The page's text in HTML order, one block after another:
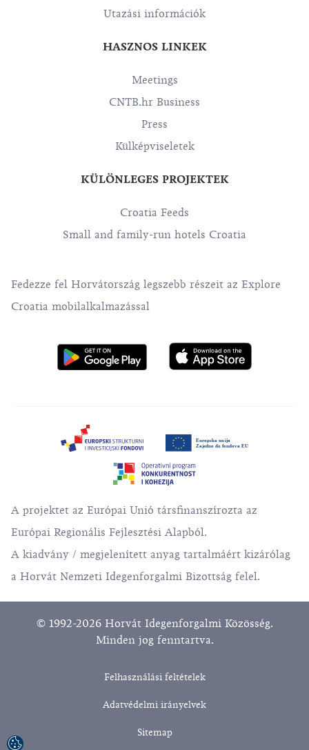
Utazási információk
HASZNOS LINKEK
Meetings
CNTB.hr Business
Press
Külképviseletek
KÜLÖNLEGES PROJEKTEK
Croatia Feeds
Small and family-run hotels Croatia
Fedezze fel Horvátország legszebb részeit az Explore
Croatia mobilalkalmazással
A projektet az Európai Unió társfinanszírozta az
Európai Regionális Fejlesztési Alapból.
A kiadvány / megjelenített anyag tartalmáért kizárólag
a Horvát Nemzeti Idegenforgalmi Bizottság felel.
© 1992-2026 Horvát Idegenforgalmi Közösség.
Minden jog fenntartva.
Felhasználási feltételek
Adatvédelmi irányelvek
Sitemap